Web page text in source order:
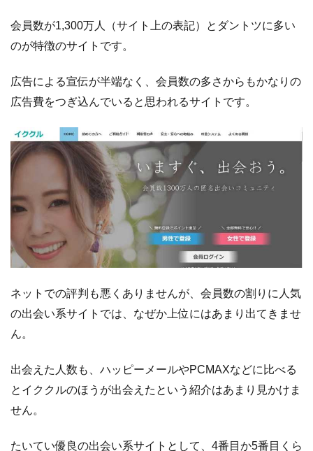
会員数が1,300万人（サイト上の表記）とダントツに多い
のが特徴のサイトです。
広告による宣伝が半端なく、会員数の多さからもかなりの
広告費をつぎ込んでいると思われるサイトです。
ネットでの評判も悪くありませんが、会員数の割りに人気
の出会い系サイトでは、なぜか上位にはあまり出てきませ
ん。
出会えた人数も、ハッピーメールやPCMAXなどに比べる
とイククルのほうが出会えたという紹介はあまり見かけま
せん。
たいてい優良の出会い系サイトとして、4番目か5番目くら